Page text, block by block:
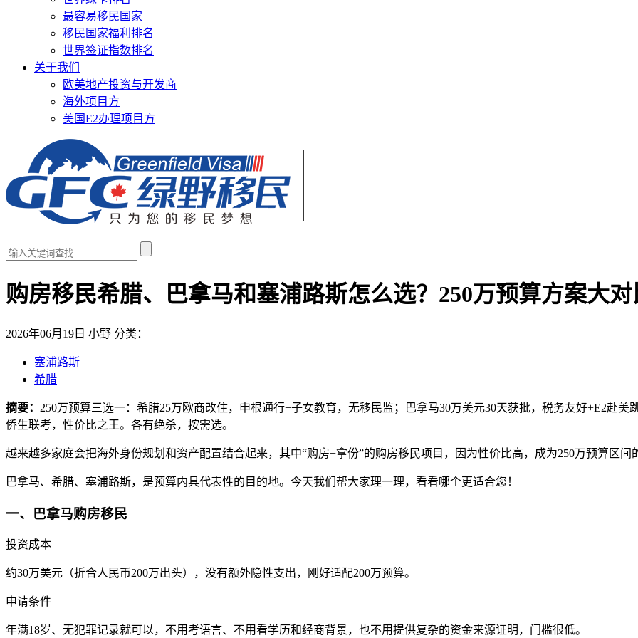
最容易移民国家
移民国家福利排名
世界签证指数排名
关于我们
欧美地产投资与开发商
海外项目方
美国E2办理项目方
购房移民希腊、巴拿马和塞浦路斯怎么选？250万预算方案大
2026年06月19日 小野 分类：
塞浦路斯
希腊
摘要： 250万预算三选一：希腊25万欧商改住，申根通行+子女教育，无移民监；巴拿马30万美元30天获批，税务友好+E2赴
侨生联考，性价比之王。各有绝杀，按需选。
越来越多家庭会把海外身份规划和资产配置结合起来，其中“购房+拿份”的购房移民项目，因为性价比高，成为250万预算区间
巴拿马、希腊、塞浦路斯，是预算内具代表性的目的地。今天我们帮大家理一理，看看哪个更适合您！
一、巴拿马购房移民
投资成本
约30万美元（折合人民币200万出头），没有额外隐性支出，刚好适配200万预算。
申请条件
年满18岁、无犯罪记录就可以，不用考语言、不用看学历和经商背景，也不用提供复杂的资金来源证明，门槛很低。